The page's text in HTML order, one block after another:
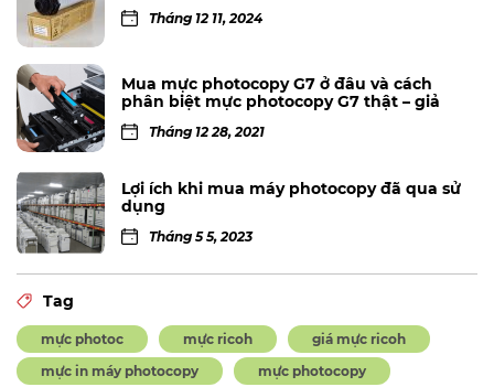
Tháng 12 11, 2024
Mua mực photocopy G7 ở đâu và cách
phân biệt mực photocopy G7 thật – giả
Tháng 12 28, 2021
Lợi ích khi mua máy photocopy đã qua sử
dụng
Tháng 5 5, 2023
Tag
mực photoc mực ricoh
giá mực ricoh
mực in máy photocopy
mực photocopy